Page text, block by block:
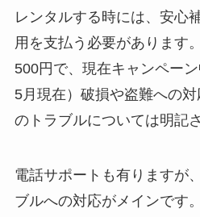
レンタルする時には、安心
用を支払う必要があります
500円で、現在キャンペー
5月現在）破損や盗難への
のトラブルについては明記
電話サポートも有りますが
ブルへの対応がメインです。